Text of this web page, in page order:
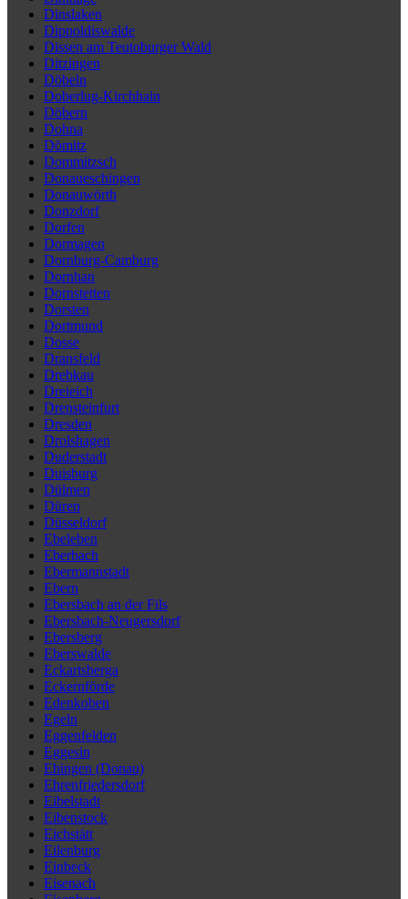
Dinslaken
Dippoldiswalde
Dissen am Teutoburger Wald
Ditzingen
Döbeln
Doberlug-Kirchhain
Döbern
Dohna
Dömitz
Dommitzsch
Donaueschingen
Donauwörth
Donzdorf
Dorfen
Dormagen
Dornburg-Camburg
Dornhan
Dornstetten
Dorsten
Dortmund
Dosse
Dransfeld
Drebkau
Dreieich
Drensteinfurt
Dresden
Drolshagen
Duderstadt
Duisburg
Dülmen
Düren
Düsseldorf
Ebeleben
Eberbach
Ebermannstadt
Ebern
Ebersbach an der Fils
Ebersbach-Neugersdorf
Ebersberg
Eberswalde
Eckartsberga
Eckernförde
Edenkoben
Egeln
Eggenfelden
Eggesin
Ehingen (Donau)
Ehrenfriedersdorf
Eibelstadt
Eibenstock
Eichstätt
Eilenburg
Einbeck
Eisenach